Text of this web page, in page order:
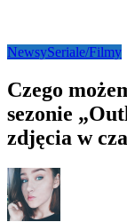
NewsySeriale/Filmy
Czego
sezonie
zdjęcia w